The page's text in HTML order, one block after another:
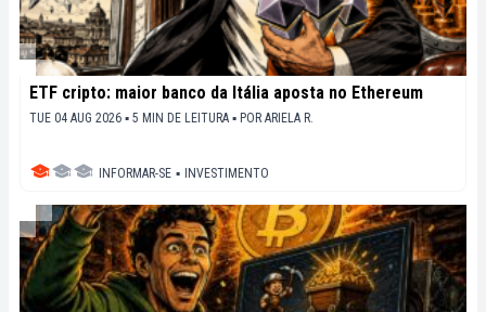
ETF cripto: maior banco da Itália aposta no Ethereum
TUE 04 AUG 2026 ▪ 5 MIN DE LEITURA ▪ POR ARIELA R.
INFORMAR-SE ▪ INVESTIMENTO